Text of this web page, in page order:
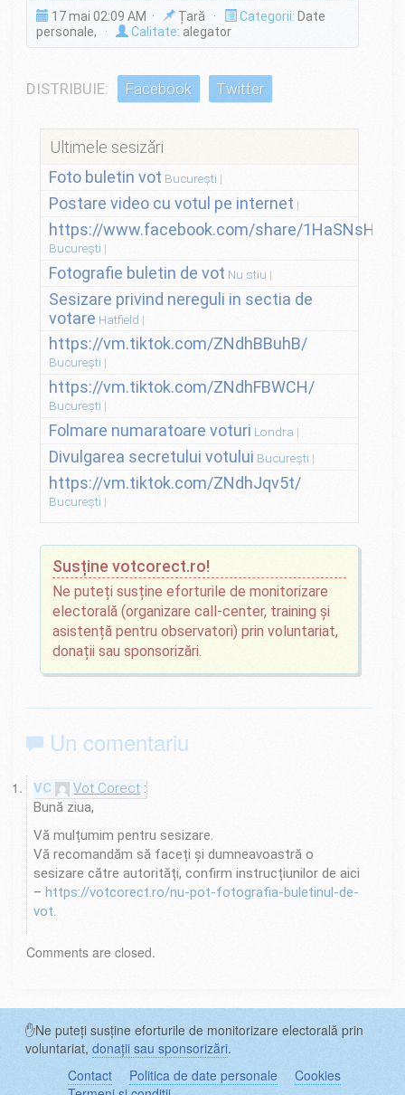
17 mai 02:09 AM · Țară · Categorii: Date
personale,
· Calitate: alegator
DISTRIBUIE: Facebook Twitter
Ultimele sesizări
Foto buletin vot București
Postare video cu votul pe internet
https://www.facebook.com/share/
București
Fotografie buletin de vot Nu stiu
Sesizare privind nereguli in sectia de
votare Hatfield
https://vm.tiktok.com/ZNdhBBuhB/
București
https://vm.tiktok.com/ZNdhFBWCH/
București
Folmare numaratoare voturi Londra
Divulgarea secretului votului București
https://vm.tiktok.com/ZNdhJqv5t/
București
Susține votcorect.ro!
Ne puteți susține eforturile de monitorizare
electorală (organizare call-center, training și
asistență pentru observatori) prin voluntariat,
donații sau sponsorizări.
Un comentariu
Vot Corect
Bună ziua,
Vă mulțumim pentru sesizare.
Vă recomandăm să faceți și dumneavoastră o
sesizare către autorități, confirm instrucțiunilor de aici
– https://votcorect.ro/nu-pot-fotografia-buletinul-de-
vot.
Comments are closed.
✋Ne puteți susține eforturile de monitorizare electorală prin
voluntariat, donații sau sponsorizări.
Contact
Politica de date personale
Cookies